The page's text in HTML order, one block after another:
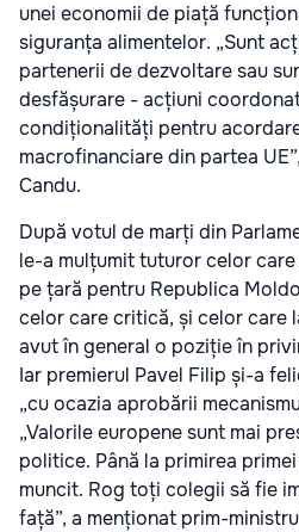
unei economii de piață
siguranța alimentelor. „Sunt
partenerii de dezvoltare sau
desfășurare - acțiuni
condiționalități pentru
macrofinanciare din partea
Candu.
După votul de marți din
le-a mulțumit tuturor celor
pe țară pentru Republica
celor care critică, și celor care
avut în general o poziție în
Iar premierul Pavel Filip și-a
„cu ocazia aprobării
„Valorile europene sunt mai
politice. Până la primirea
muncit. Rog toți colegii să fie
față”, a menționat prim-